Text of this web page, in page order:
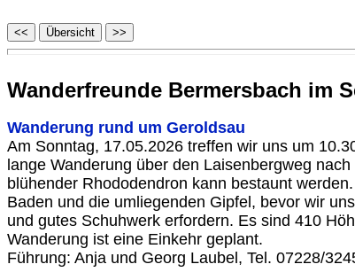
Wanderfreunde Bermersbach im
Wanderung rund um Geroldsau
Am Sonntag, 17.05.2026 treffen wir uns um
lange Wanderung über den Laisenbergweg
blühender Rhododendron kann bestaunt
Baden und die umliegenden Gipfel, bevor wir
und gutes Schuhwerk erfordern. Es sind 410
Wanderung ist eine Einkehr geplant.
Führung: Anja und Georg Laubel, Tel. 07228/